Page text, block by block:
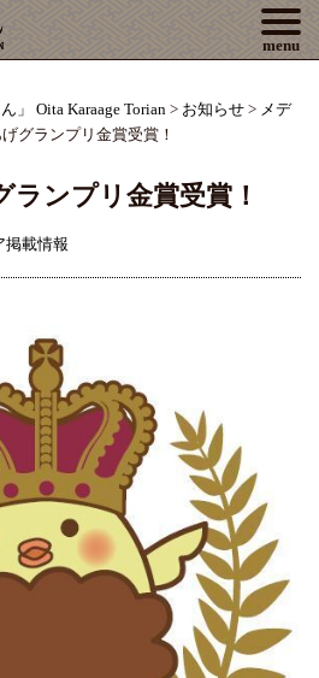
menu
」 Oita Karaage Torian > お知らせ > メデ
グランプリ金賞受賞！
ランプリ金賞受賞！
掲載情報